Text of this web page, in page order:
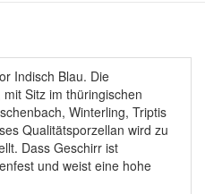
Indisch Blau. Die
Sitz im thüringischen
Winterling, Triptis
Qualitätsporzellan wird zu
Dass Geschirr ist
und weist eine hohe